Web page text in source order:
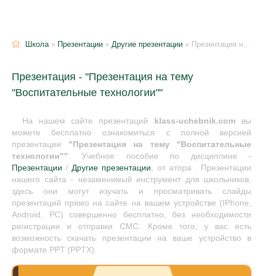
Школа» Презентации » Другие презентации » Презентация на тему "Воспитательные технологии"
Презентация - "Презентация на тему
"Воспитательные технологии""
На нашем сайте презентаций klass-uchebnik.comвы
можете бесплатно ознакомиться с полной версией
презентации "Презентация на тему "Воспитательные
технологии"". Учебное пособие по дисциплине -
Презентации /Другие презентации, от атора . Презентации
нашего сайта - незаменимый инструмент для школьников,
здесь они могут изучать и просматривать слайды
презентаций прямо на сайте на вашем устройстве (IPhone,
Android, PC) совершенно бесплатно, без необходимости
регистрации и отправки СМС. Кроме того, у вас есть
возможность скачать презентации на ваше устройство в
формате PPT (PPTX).